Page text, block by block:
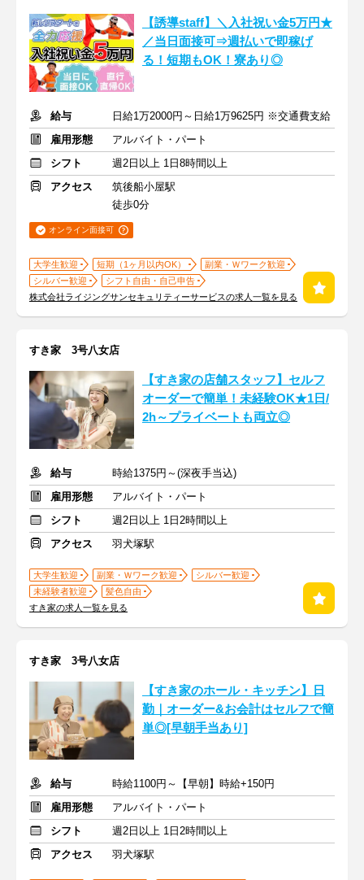
【誘導staff】＼入社祝い金5万円★
／当日面接可⇒週払いで即稼げ
る！短期もOK！寮あり◎
給与
日給1万2000円～日給1万9625円 ※交通費支給
雇用形態
アルバイト・パート
シフト
週2日以上 1日8時間以上
アクセス
筑後船小屋駅
徒歩0分
オンライン面接可
大学生歓迎 短期（1ヶ月以内OK）
副業・Ｗワーク歓迎
シルバー歓迎
シフト自由・自己申告
株式会社ライジングサンセキュリティーサービスの求人一覧を見る
すき家 3号八女店
【すき家の店舗スタッフ】セルフ
オーダーで簡単！未経験OK★1日/
2h～プライベートも両立◎
給与
時給1375円～(深夜手当込)
雇用形態
アルバイト・パート
シフト
週2日以上 1日2時間以上
アクセス
羽犬塚駅
大学生歓迎 副業・Ｗワーク歓迎
シルバー歓迎
未経験者歓迎
髪色自由
すき家の求人一覧を見る
すき家 3号八女店
【すき家のホール・キッチン】日
勤｜オーダー&お会計はセルフで簡
単◎[早朝手当あり]
給与
時給1100円～【早朝】時給+150円
雇用形態
アルバイト・パート
シフト
週2日以上 1日2時間以上
アクセス
羽犬塚駅